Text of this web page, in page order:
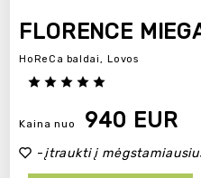
FLORENCE
HoReCa baldai, Lovos
Kaina nuo 940 EUR
-įtraukti į